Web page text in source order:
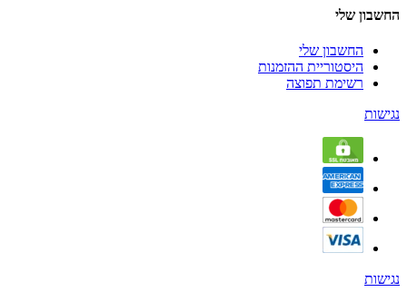
החשבון שלי
החשבון שלי
היסטוריית ההזמנות
רשימת תפוצה
נגישות
נגישות